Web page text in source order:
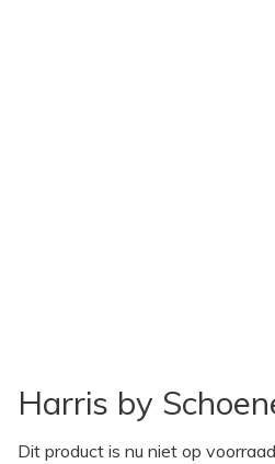
Harris by
Dit product is nu niet op